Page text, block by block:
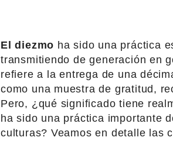
El diezmo ha sido una práctica
transmitiendo de generación en
refiere a la entrega de una
como una muestra de gratitud,
Pero, ¿qué significado tiene
ha sido una práctica importante
culturas? Veamos en detalle las